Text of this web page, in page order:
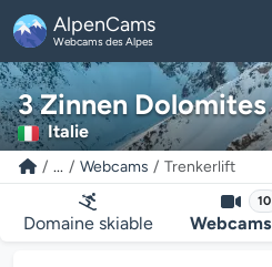
AlpenCams
Webcams des Alpes
3 Zinnen Dolomites
Italie
... Webcams Trenkerlift
Domaine skiable
10
Webcams